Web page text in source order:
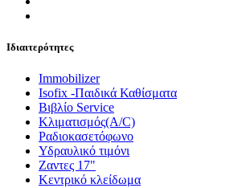
Ιδιαιτερότητες
Immobilizer
Isofix -Παιδικά Καθίσματα
Βιβλίο Service
Κλιματισμός(A/C)
Ραδιοκασετόφωνο
Υδραυλικό τιμόνι
Ζαντες 17"
Κεντρικό κλείδωμα